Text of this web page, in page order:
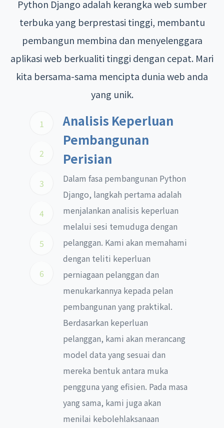
Python Django adalah kerangka web sumber
terbuka yang berprestasi tinggi, membantu
pembangun membina dan menyelenggara
aplikasi web berkualiti tinggi dengan cepat. Mari
kita bersama-sama mencipta dunia web anda
yang unik.
1
2
3
4
5
6
Analisis Keperluan
Pembangunan
Perisian
Dalam fasa pembangunan Python
Django, langkah pertama adalah
menjalankan analisis keperluan
melalui sesi temuduga dengan
pelanggan. Kami akan memahami
dengan teliti keperluan
perniagaan pelanggan dan
menukarkannya kepada pelan
pembangunan yang praktikal.
Berdasarkan keperluan
pelanggan, kami akan merancang
model data yang sesuai dan
mereka bentuk antara muka
pengguna yang efisien. Pada masa
yang sama, kami juga akan
menilai kebolehlaksanaan